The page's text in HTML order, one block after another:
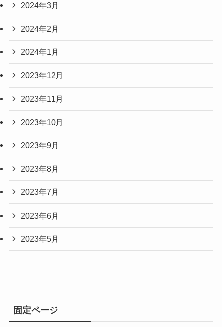
2024年3月
2024年2月
2024年1月
2023年12月
2023年11月
2023年10月
2023年9月
2023年8月
2023年7月
2023年6月
2023年5月
固定ページ